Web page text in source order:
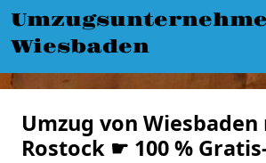
Wiesbaden
Umzug von Wiesbaden
Rostock ☛ 100 %